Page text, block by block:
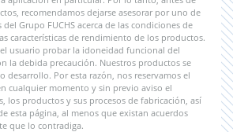
recomendamos dejarse asesorar por uno de
Grupo FUCHS acerca de las condiciones de
características de rendimiento de los productos.
usuario probar la idoneidad funcional del
la debida precaución. Nuestros productos se
desarrollo. Por esta razón, nos reservamos el
cualquier momento y sin previo aviso el
los productos y sus procesos de fabricación, así
esta página, al menos que existan acuerdos
que lo contradiga.